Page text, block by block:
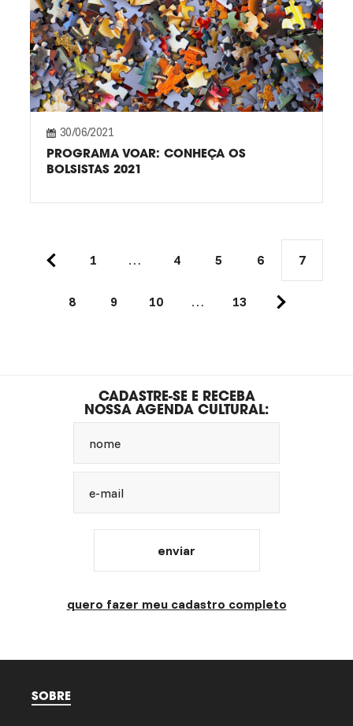
30/06/2021
PROGRAMA VOAR: CONHEÇA OS
BOLSISTAS 2021
1 … 4 5 6 7
8 9 10 … 13
CADASTRE-SE E RECEBA
NOSSA AGENDA CULTURAL:
nome
e-mail
enviar
quero fazer meu cadastro completo
SOBRE